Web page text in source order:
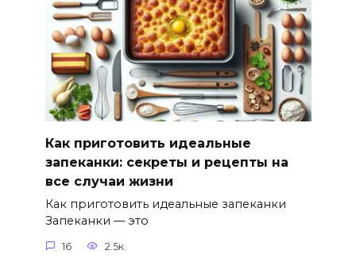
Как приготовить идеальные
запеканки: секреты и рецепты на
все случаи жизни
Как приготовить идеальные запеканки
Запеканки — это
16 2.5к.